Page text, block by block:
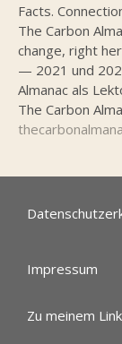
Facts.
The Carbon
change, right
— 2021 und
Almanac als
The Carbon
Impressum
Zu meinem